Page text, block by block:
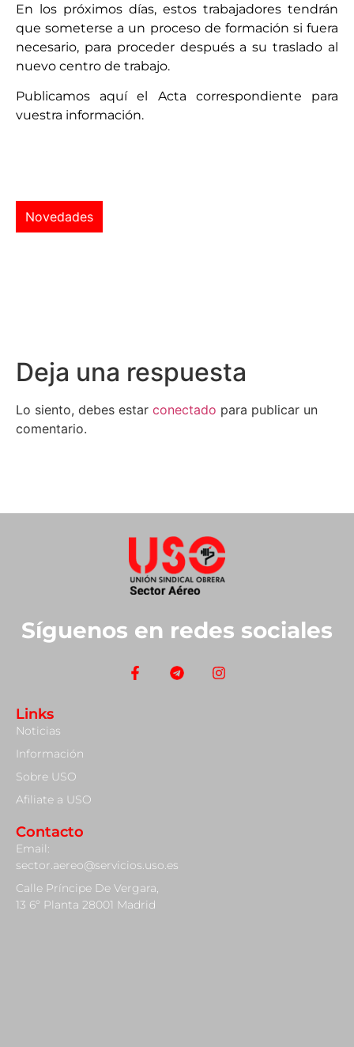
En los próximos días, estos trabajadores tendrán
que someterse a un proceso de formación si fuera
necesario, para proceder después a su traslado al
nuevo centro de trabajo.
Publicamos aquí el Acta correspondiente para
vuestra información.
Novedades
Deja una respuesta
Lo siento, debes estar conectado para publicar un
comentario.
Síguenos en redes sociales
Links
Noticias
Información
Sobre USO
Afiliate a USO
Contacto
Email:
sector.aereo@servicios.uso.es
Calle Príncipe De Vergara,
13 6º Planta 28001 Madrid